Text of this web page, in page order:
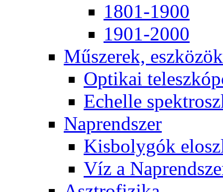
1801-1900
1901-2000
Mű­sze­rek, esz­kö­zök
Op­ti­kai
Echel­le
Nap­rend­szer
Kis­boly­gók
Víz a